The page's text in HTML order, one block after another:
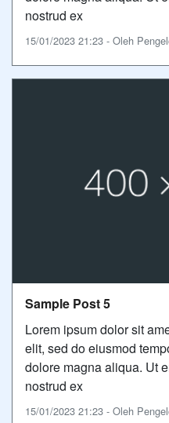
nostrud ex
15/01/2023 21:23 - Oleh
Sample Post 5
Lorem ipsum dolor sit
elit, sed do eiusmod
dolore magna aliqua. Ut
nostrud ex
15/01/2023 21:23 - Oleh